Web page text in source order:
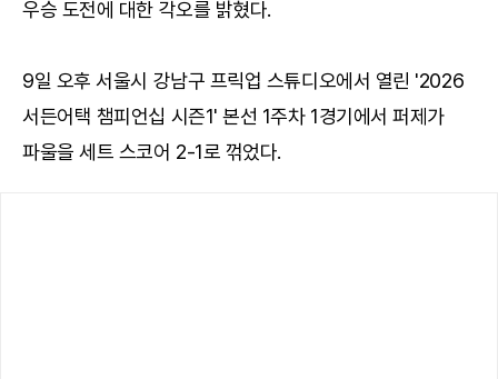
우승 도전에 대한 각오를 밝혔다.
9일 오후 서울시 강남구 프릭업 스튜디오에서 열린 '2026
서든어택 챔피언십 시즌1' 본선 1주차 1경기에서 퍼제가
파울을 세트 스코어 2-1로 꺾었다.